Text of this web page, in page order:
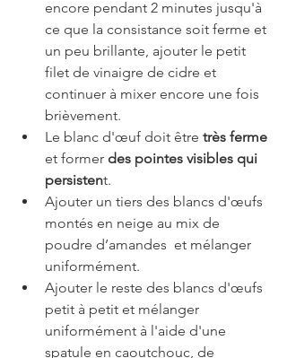
encore pendant 2 minutes jusqu'à
ce que la consistance soit ferme et
un peu brillante, ajouter le petit
filet de vinaigre de cidre et
continuer à mixer encore une fois
brièvement.
Le blanc d'œuf doit être très ferme
et former des pointes visibles qui
persistent.
Ajouter un tiers des blancs d'œufs
montés en neige au mix de
poudre d’amandes  et mélanger
uniformément.
Ajouter le reste des blancs d'œufs
petit à petit et mélanger
uniformément à l'aide d'une
spatule en caoutchouc, de